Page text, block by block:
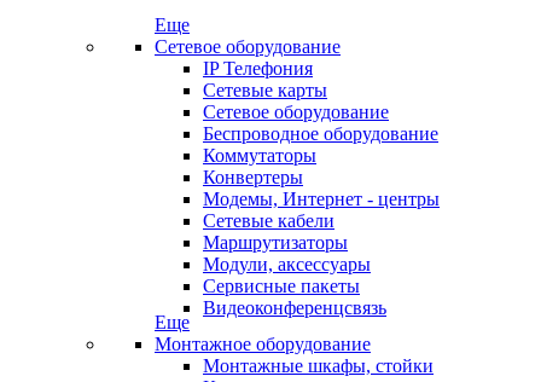
Еще
Сетевое оборудование
IP Телефония
Сетевые карты
Сетевое оборудование
Беспроводное оборудование
Коммутаторы
Конвертеры
Модемы, Интернет - центры
Сетевые кабели
Маршрутизаторы
Модули, аксессуары
Сервисные пакеты
Видеоконференцсвязь
Еще
Монтажное оборудование
Монтажные шкафы, стойки